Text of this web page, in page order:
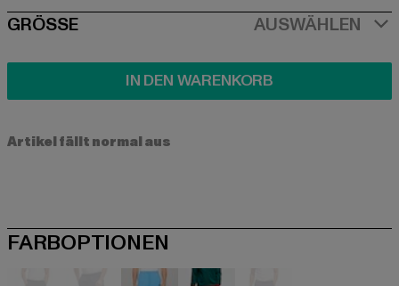
SIZE
GRÖSSE AUSWÄHLEN
IN DEN WARENKORB
Artikel fällt normal aus
FARBOPTIONEN